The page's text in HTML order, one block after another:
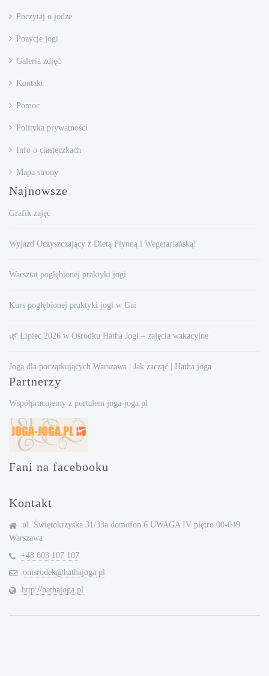
Poczytaj o jodze
Pozycje jogi
Galeria zdjęć
Kontakt
Pomoc
Polityka prywatności
Info o ciasteczkach
Mapa strony
Najnowsze
Grafik zajęć
Wyjazd Oczyszczający z Dietą Płynną i Wegetariańską!
Warsztat pogłębionej praktyki jogi
Kurs pogłębionej praktyki jogi w Gai
🌿 Lipiec 2026 w Ośrodku Hatha Jogi – zajęcia wakacyjne
Joga dla początkujących Warszawa | Jak zacząć | Hatha joga
Partnerzy
Współpracujemy z portalem joga-joga.pl
Fani na facebooku
Kontakt
ul. Świętokrzyska 31/33a domofon 6 UWAGA IV piętro 00-049
Warszawa
+48 603 107 107
omsrodek@hathajoga.pl
http://hathajoga.pl